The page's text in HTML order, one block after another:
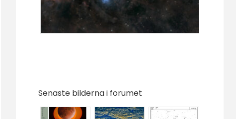
Senaste bilderna i forumet